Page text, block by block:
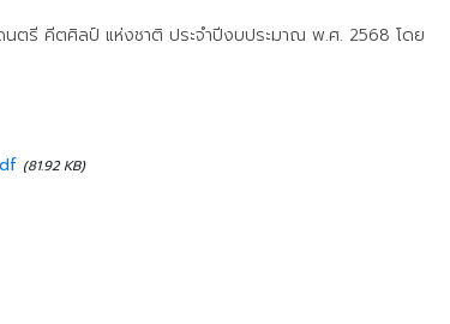
ตรี คีตศิลป์ แห่งชาติ ประจำปีงบประมาณ พ.ศ. 2568 โดย
(81.92 KB)